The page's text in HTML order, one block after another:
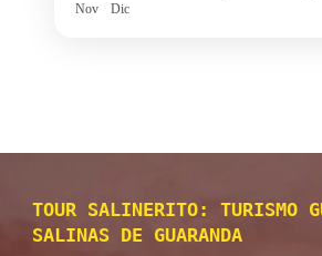
Nov
Dic
TOUR SALINERITO: TURISMO
SALINAS DE GUARANDA